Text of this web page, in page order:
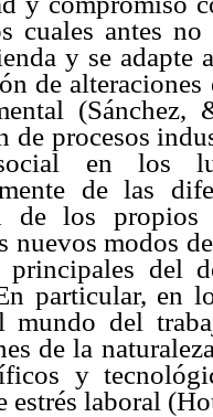
cuales antes
y se adapte
de
(Sánchez,
de procesos
en los
de las
de los propios
nuevos modos
principales del
particular, en
mundo del
de la
y
estrés laboral